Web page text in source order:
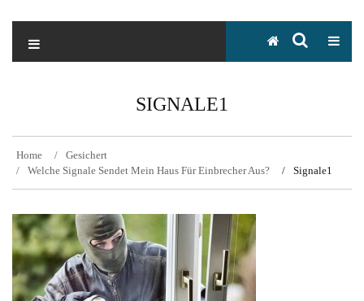
SIGNALE1
Home
Gesichert
Welche Signale Sendet Mein Haus Für Einbrecher Aus?
Signale1